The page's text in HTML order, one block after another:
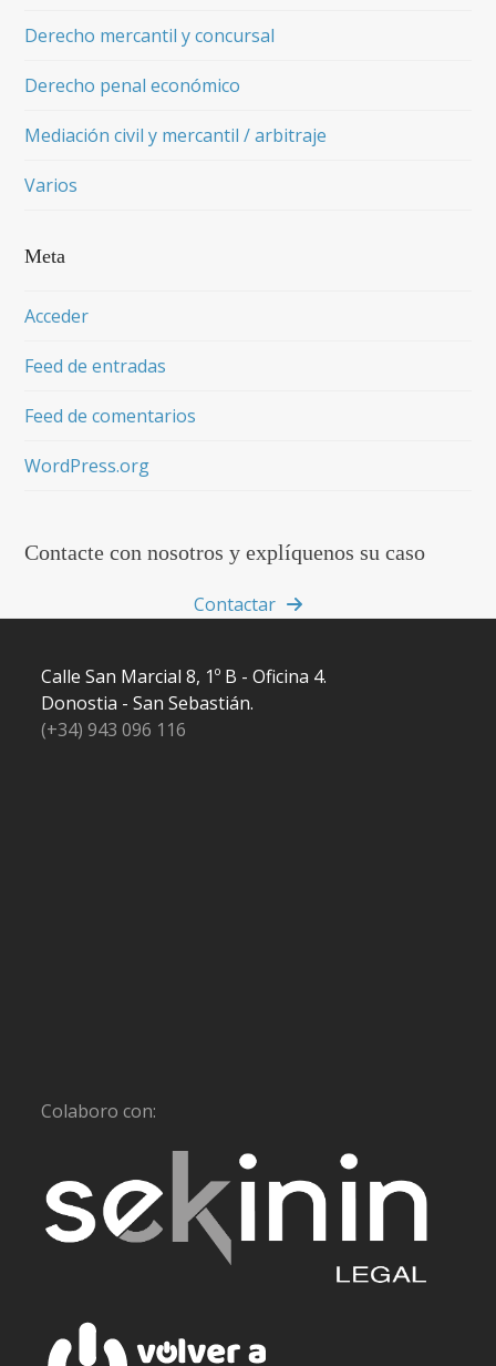
Derecho mercantil y concursal
Derecho penal económico
Mediación civil y mercantil / arbitraje
Varios
Meta
Acceder
Feed de entradas
Feed de comentarios
WordPress.org
Contacte con nosotros y explíquenos su caso
Contactar
Calle San Marcial 8, 1º B - Oficina 4.
Donostia - San Sebastián.
(+34) 943 096 116
Colaboro con: